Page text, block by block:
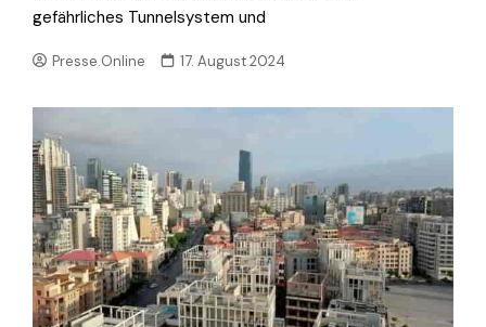
gefährliches Tunnelsystem und
Presse.Online 17. August 2024